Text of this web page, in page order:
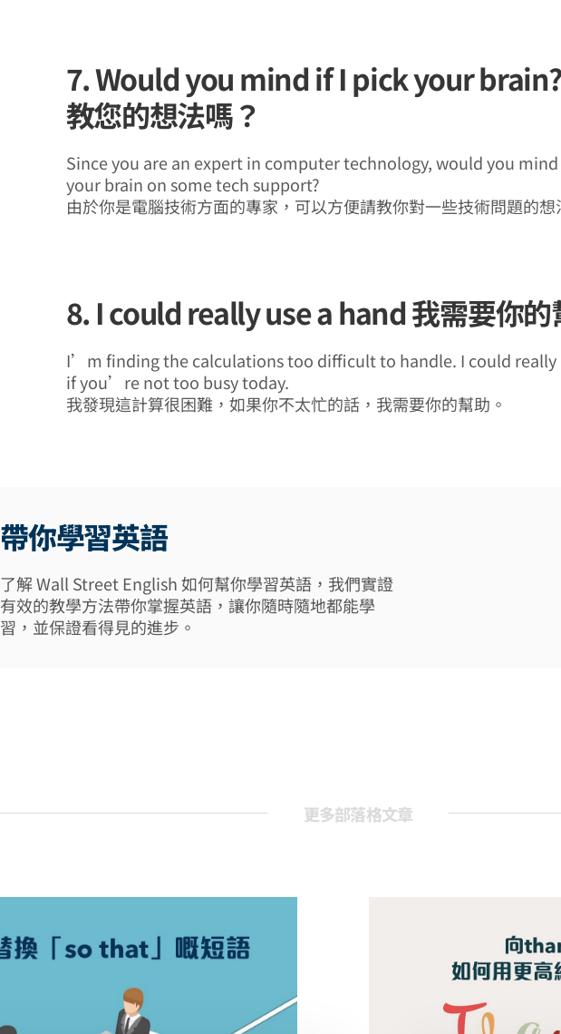
7. Would you mind if I pick your
教您的想法嗎？
Since you are an expert in computer technology, would you
your brain on some tech support?
由於你是電腦技術方面的專家，可以方便請教你對一些技術問題的想
8. I could really use a hand 我需要你的
I’m finding the calculations too difficult to handle. I could really
if you’re not too busy today.
我發現這計算很困難，如果你不太忙的話，我需要你的幫助。
帶你學習英語
了解 Wall Street English 如何幫你學習英語，我們實證
有效的教學方法帶你掌握英語，讓你隨時隨地都能學
習，並保證看得見的進步。
更多部落格文章